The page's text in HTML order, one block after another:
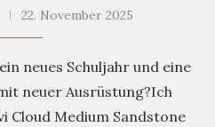
22. November 2025
neues Schuljahr und eine
neuer Ausrüstung?Ich
Cloud Medium Sandstone